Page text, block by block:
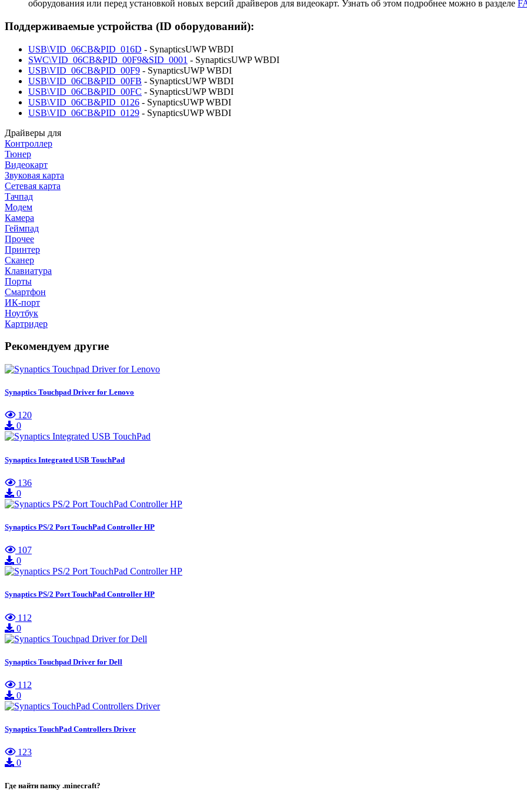
оборудования или перед установкой новых версий драйверов для видеокарт. Узнать об этом подробнее можно в разделе
Поддерживаемые устройства (ID оборудований):
USB\VID_06CB&PID_016D - SynapticsUWP WBDI
SWC\VID_06CB&PID_00F9&SID_0001 - SynapticsUWP WBDI
USB\VID_06CB&PID_00F9 - SynapticsUWP WBDI
USB\VID_06CB&PID_00FB - SynapticsUWP WBDI
USB\VID_06CB&PID_00FC - SynapticsUWP WBDI
USB\VID_06CB&PID_0126 - SynapticsUWP WBDI
USB\VID_06CB&PID_0129 - SynapticsUWP WBDI
Драйверы для
Контроллер
Тюнер
Видеокарт
Звуковая карта
Сетевая карта
Тачпад
Модем
Камера
Геймпад
Прочее
Принтер
Сканер
Клавиатура
Порты
Смартфон
ИК-порт
Ноутбук
Картридер
Рекомендуем другие
Synaptics Touchpad Driver for Lenovo
120
0
Synaptics Integrated USB TouchPad
136
0
Synaptics PS/2 Port TouchPad Controller HP
107
0
Synaptics PS/2 Port TouchPad Controller HP
112
0
Synaptics Touchpad Driver for Dell
112
0
Synaptics TouchPad Controllers Driver
123
0
Где найти папку .minecraft?